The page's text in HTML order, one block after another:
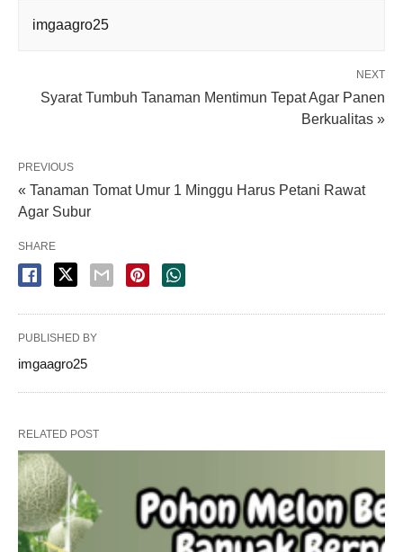
imgaagro25
NEXT
Syarat Tumbuh Tanaman Mentimun Tepat Agar Panen
Berkualitas »
PREVIOUS
« Tanaman Tomat Umur 1 Minggu Harus Petani Rawat
Agar Subur
SHARE
PUBLISHED BY
imgaagro25
RELATED POST